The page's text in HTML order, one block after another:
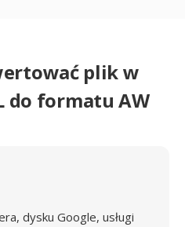
plik w
do formatu AW
dysku Google, usługi